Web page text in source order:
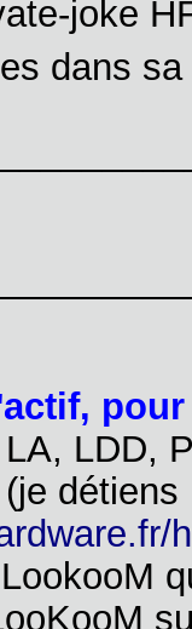
joke
dans
LA, LDD,
(je